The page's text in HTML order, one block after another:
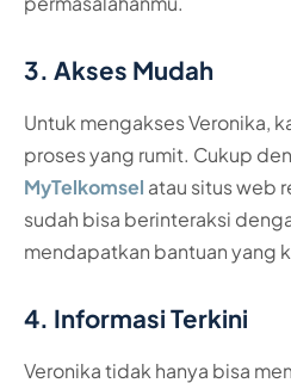
3. Akses Mudah
Untuk mengakses Veronika,
proses yang rumit. Cukup
MyTelkomsel atau situs web
sudah bisa berinteraksi
mendapatkan bantuan yang
4. Informasi Terkini
Veronika tidak hanya bisa